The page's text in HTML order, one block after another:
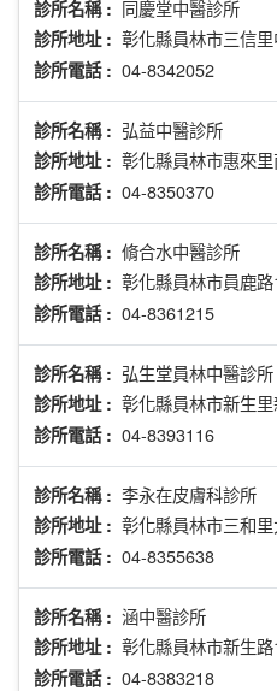
診所名稱 : 同慶堂中醫診所
診所地址 : 彰化縣員林市三信
診所電話 : 04-8342052
診所名稱 : 弘益中醫診所
診所地址 : 彰化縣員林市惠來
診所電話 : 04-8350370
診所名稱 : 脩合水中醫診所
診所地址 : 彰化縣員林市員鹿
診所電話 : 04-8361215
診所名稱 : 弘生堂員林中醫診所
診所地址 : 彰化縣員林市新生
診所電話 : 04-8393116
診所名稱 : 李永在皮膚科診所
診所地址 : 彰化縣員林市三和
診所電話 : 04-8355638
診所名稱 : 涵中醫診所
診所地址 : 彰化縣員林市新生
診所電話 : 04-8383218